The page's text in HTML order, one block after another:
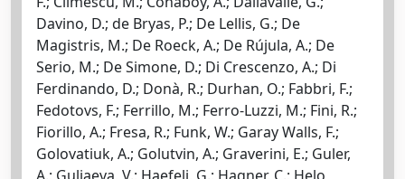
Davino, D.; de Bryas, P.; De Lellis, G.; De
Magistris, M.; De Roeck, A.; De Rújula, A.; De
Serio, M.; De Simone, D.; Di Crescenzo, A.; Di
Ferdinando, D.; Donà, R.; Durhan, O.; Fabbri, F.;
Fedotovs, F.; Ferrillo, M.; Ferro-Luzzi, M.; Fini, R.;
Fiorillo, A.; Fresa, R.; Funk, W.; Garay Walls, F.;
Golovatiuk, A.; Golutvin, A.; Graverini, E.; Guler,